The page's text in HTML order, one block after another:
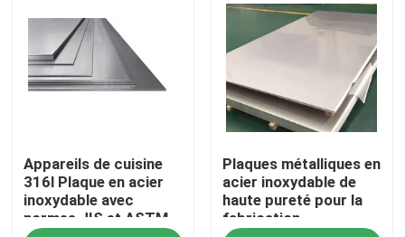
Plaques métalliques en acier inoxydable
Tuyau de tube d'acier inoxydable
bobine d'acier inoxydable
Profil d'acier inoxydable
Appareils de cuisine
316l Plaque en acier
inoxydable avec
normes JIS et ASTM
Plaques métalliques en
acier inoxydable de
haute pureté pour la
fabrication